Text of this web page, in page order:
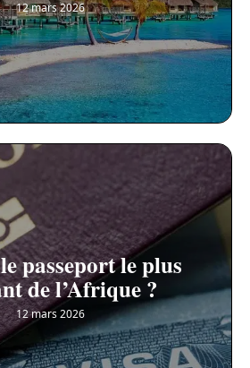
12 mars 2026
passeport le plus
de l’Afrique ?
12 mars 2026